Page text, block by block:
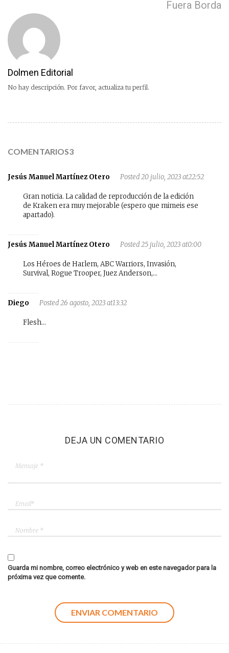
Fuera Borda
Dolmen Editorial
No hay descripción. Por favor, actualiza tu perfil.
COMENTARIOS3
Jesús Manuel Martínez Otero Posted 20 julio, 2023 at22:52
Gran noticia. La calidad de reproducción de la edición
de Kraken era muy mejorable (espero que mimeis ese
apartado).
Jesús Manuel Martínez Otero Posted 25 julio, 2023 at0:00
Los Héroes de Harlem, ABC Warriors, Invasión,
Survival, Rogue Trooper, Juez Anderson,…
Diego Posted 26 agosto, 2023 at13:32
Flesh…
DEJA UN COMENTARIO
Guarda mi nombre, correo electrónico y web en este navegador para la
próxima vez que comente.